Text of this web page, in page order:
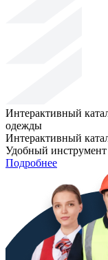
Интерактивный
одежды
Интерактивный
Удобный инструмент
Подробнее